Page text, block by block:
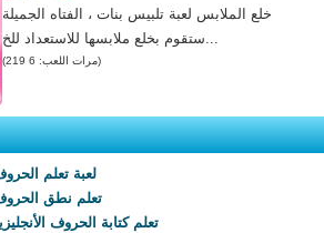
خلع الملابس لعبة تلبيس بنات ، الفتاه الجميلة
ستقوم بخلع ملابسها للاستعداد للخ...
(مرات اللعب: 6 219)
لعبة تعلم
تعلم نطق
تعلم كتابة الحروف